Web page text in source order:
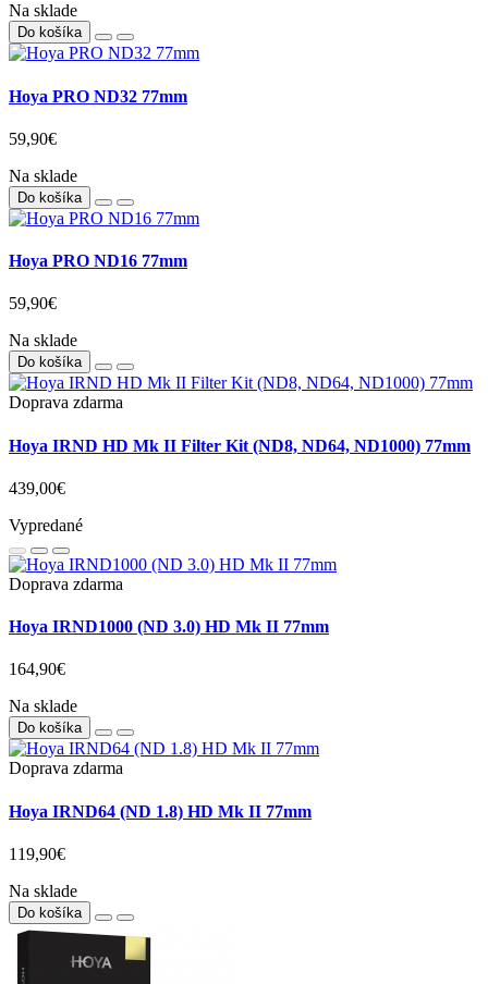
Na sklade
Do košíka
Hoya PRO ND32 77mm
59,90€
Na sklade
Do košíka
Hoya PRO ND16 77mm
59,90€
Na sklade
Do košíka
Doprava zdarma
Hoya IRND HD Mk II Filter Kit (ND8, ND64, ND1000) 77mm
439,00€
Vypredané
Doprava zdarma
Hoya IRND1000 (ND 3.0) HD Mk II 77mm
164,90€
Na sklade
Do košíka
Doprava zdarma
Hoya IRND64 (ND 1.8) HD Mk II 77mm
119,90€
Na sklade
Do košíka